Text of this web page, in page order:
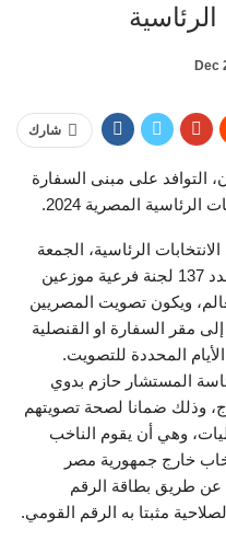
Dec
شارك
التوافد على مبنى السفارة
المصرية 2024.
الرئاسية، الجمعة
ويستمر لمدة 3 أيام تنتهي الأحد في عدد 137 لجنة فرعية موزعين
ويكون تصويت المصريين
مقر السفارة او القنصلية
المحددة للتصويت.
المستشار حازم بدوي
وذلك ضمانا لصحة تصويتهم
وهي أن يقوم الناخب
خارج جمهورية مصر
عن طريق بطاقة الرقم
مثبتا به الرقم القومي.